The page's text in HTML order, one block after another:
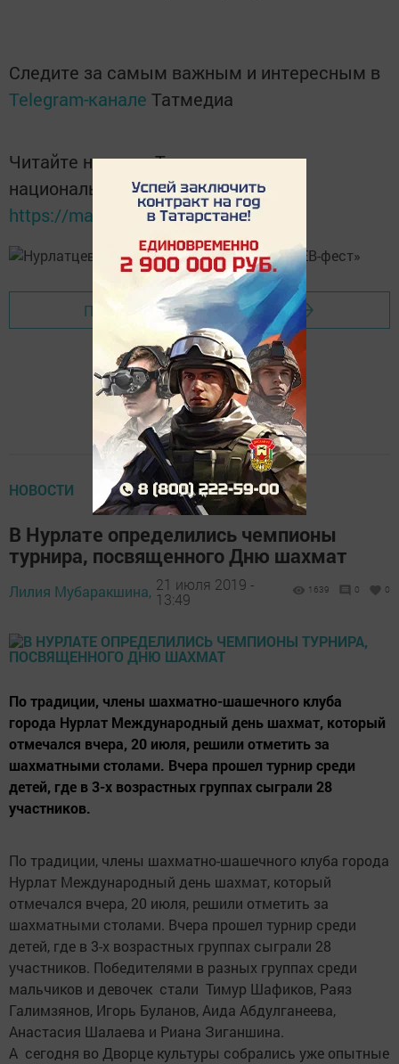
Следите за самым важным и интересным в
Telegram-канале Татмедиа
Читайте новости Татарстана в
национальном мессенджере MАХ:
https://max.ru/tatmedia
Перейти на страницу новости
НОВОСТИ
В Нурлате определились чемпионы
турнира, посвященного Дню шахмат
Лилия Мубаракшина, 21 июля 2019 -
13:49
1639 0 0
По традиции, члены шахматно-шашечного клуба
города Нурлат Международный день шахмат, который
отмечался вчера, 20 июля, решили отметить за
шахматными столами. Вчера прошел турнир среди
детей, где в 3-х возрастных группах сыграли 28
участников.
По традиции, члены шахматно-шашечного клуба города
Нурлат Международный день шахмат, который
отмечался вчера, 20 июля, решили отметить за
шахматными столами. Вчера прошел турнир среди
детей, где в 3-х возрастных группах сыграли 28
участников. Победителями в разных группах среди
мальчиков и девочек стали Тимур Шафиков, Раяз
Галимзянов, Игорь Буланов, Аида Абдулганеева,
Анастасия Шалаева и Риана Зиганшина.
А сегодня во Дворце культуры собрались уже опытные